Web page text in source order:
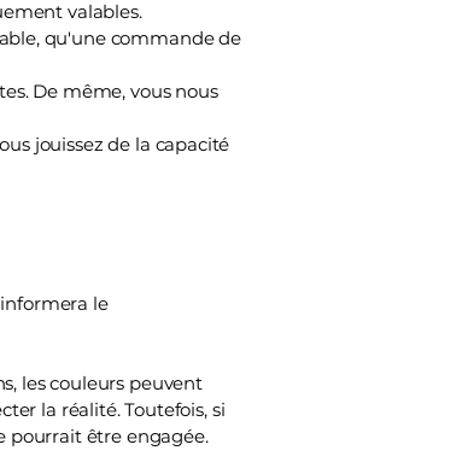
valables.
qu'une commande de
De même, vous nous
jouissez de la capacité
le
les couleurs peuvent
la réalité. Toutefois, si
pourrait être engagée.